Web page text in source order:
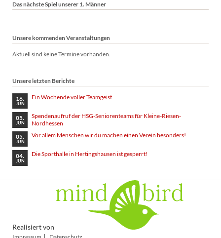
Das nächste Spiel unserer 1. Männer
Unsere kommenden Veranstaltungen
Aktuell sind keine Termine vorhanden.
Unsere letzten Berichte
16.
JUN
Ein Wochende voller Teamgeist
05.
JUN
Spendenaufruf der HSG-Seniorenteams für Kleine-Riesen-
Nordhessen
05.
JUN
Vor allem Menschen wir du machen einen Verein besonders!
04.
JUN
Die Sporthalle in Hertingshausen ist gesperrt!
Realisiert von
Navigation